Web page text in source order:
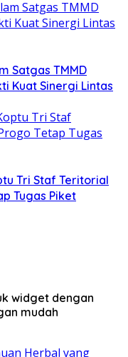
Satgas TMMD
Kuat Sinergi Lintas
Tri Staf Teritorial
Tugas Piket
widget dengan
mudah